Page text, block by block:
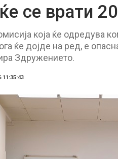
се врати
која ќе одредува
ќе дојде на ред, е
Здружението.
11:35:43